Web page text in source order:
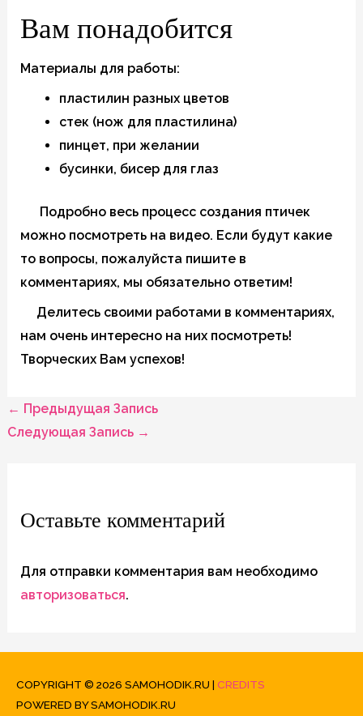
Вам понадобится
Материалы для работы:
пластилин разных цветов
стек (нож для пластилина)
пинцет, при желании
бусинки, бисер для глаз
Подробно весь процесс создания птичек
можно посмотреть на видео. Если будут какие
то вопросы, пожалуйста пишите в
комментариях, мы обязательно ответим!
Делитесь своими работами в комментариях,
нам очень интересно на них посмотреть!
Творческих Вам успехов!
Навигация
записям
← Предыдущая Запись
Следующая Запись →
Оставьте комментарий
Для отправки комментария вам необходимо
авторизоваться.
COPYRIGHT © 2026 SAMOHODIK.RU | CREDITS
POWERED BYSAMOHODIK.RU